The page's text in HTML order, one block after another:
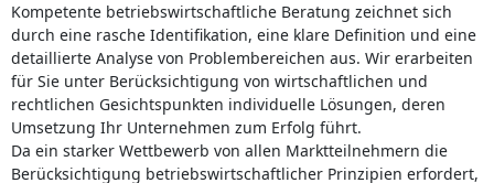
Kompetente betriebswirtschaftliche Beratung zeichnet sich
durch eine rasche Identifikation, eine klare Definition und eine
detaillierte Analyse von Problembereichen aus. Wir erarbeiten
für Sie unter Berücksichtigung von wirtschaftlichen und
rechtlichen Gesichtspunkten individuelle Lösungen, deren
Umsetzung Ihr Unternehmen zum Erfolg führt.
Da ein starker Wettbewerb von allen Marktteilnehmern die
Berücksichtigung betriebswirtschaftlicher Prinzipien erfordert,